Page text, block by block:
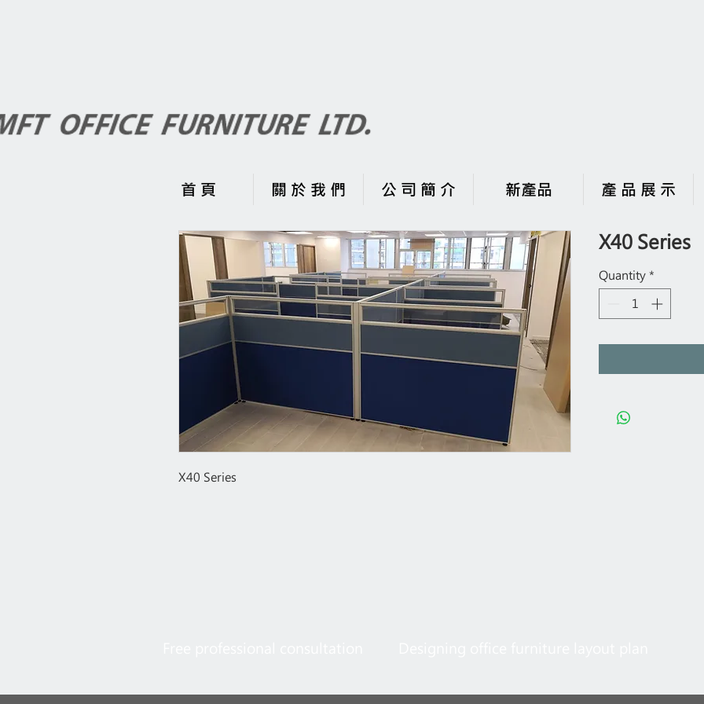
首 頁 關 於 我 們 公 司 簡 介 新產品 產 品 展 示
X40 Series
X40 Series
Quantity *